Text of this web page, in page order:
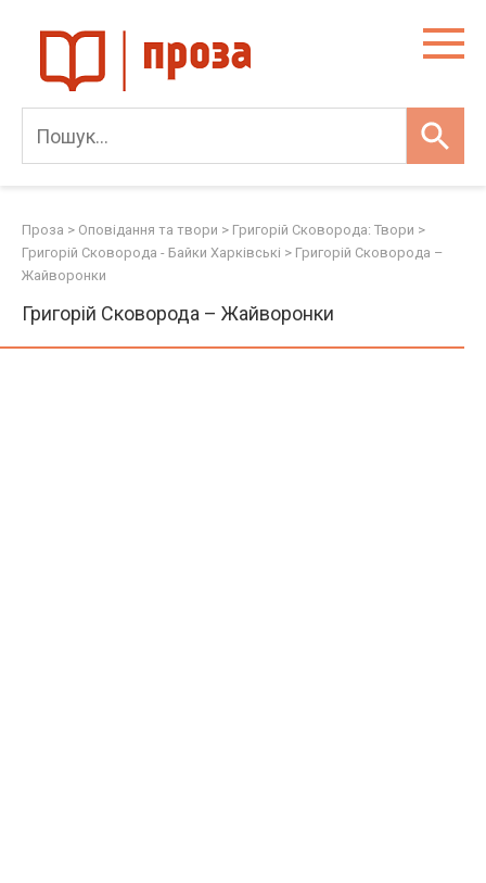
content
Проза > Оповідання та твори > Григорій Сковорода: Твори >
Григорій Сковорода - Байки Харківські > Григорій Сковорода –
Жайворонки
Григорій Сковорода – Жайворонки